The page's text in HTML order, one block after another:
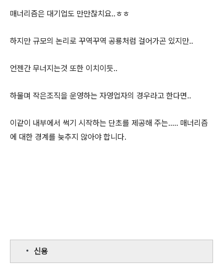
매너리즘은 대기업도 만만찮치요..ㅎㅎ
하지만 규모의 논리로 꾸역꾸역 공룡처럼 걸어가곤 있지만..
언젠간 무너지는것 또한 이치이듯..
하물며 작은조직을 운영하는 자영업자의 경우라고 한다면..
이같이 내부에서 썩기 시작하는 단초를 제공해 주는..... 매너리즘
에 대한 경계를 늦추지 않아야 합니다.
신용